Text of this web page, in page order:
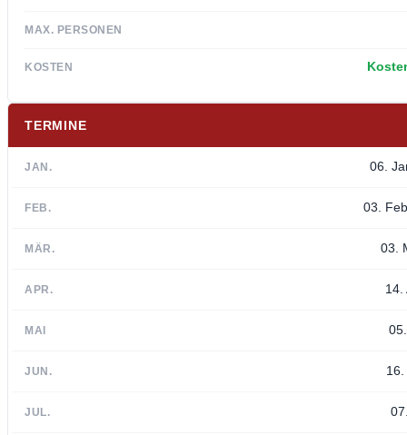
MAX. PERSONEN
KOSTEN
TERMINE
JAN. 06.
FEB. 03.
MÄR. 03.
APR. 14.
MAI
JUN. 16.
JUL.